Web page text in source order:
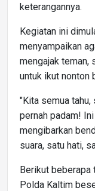
keterangannya.
Kegiatan ini
menyampaikan
mengajak teman,
untuk ikut nonton
"Kita semua tahu,
pernah padam!
mengibarkan
suara, satu hati,
Berikut beberapa
Polda Kaltim